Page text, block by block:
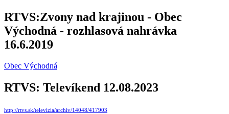
RTVS:Zvony nad krajinou - Obec
Východná - rozhlasová nahrávka
16.6.2019
Obec Východná
RTVS: Televíkend 12.08.2023
http://rtvs.sk/televizia/archiv/14048/417903